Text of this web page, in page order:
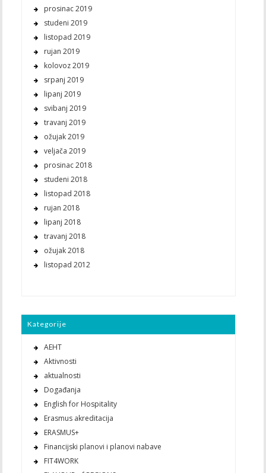
prosinac 2019
studeni 2019
listopad 2019
rujan 2019
kolovoz 2019
srpanj 2019
lipanj 2019
svibanj 2019
travanj 2019
ožujak 2019
veljača 2019
prosinac 2018
studeni 2018
listopad 2018
rujan 2018
lipanj 2018
travanj 2018
ožujak 2018
listopad 2012
Kategorije
AEHT
Aktivnosti
aktualnosti
Događanja
English for Hospitality
Erasmus akreditacija
ERASMUS+
Financijski planovi i planovi nabave
FIT4WORK